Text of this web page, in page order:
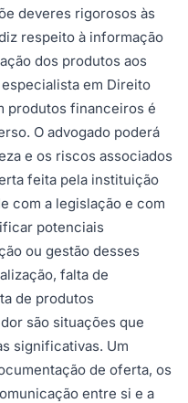
deveres rigorosos às
respeito à informação
dos produtos aos
em Direito
produtos financeiros é
O advogado poderá
e os riscos associados
feita pela instituição
com a legislação e com
potenciais
ou gestão desses
falta de
de produtos
são situações que
significativas. Um
de oferta, os
entre si e a